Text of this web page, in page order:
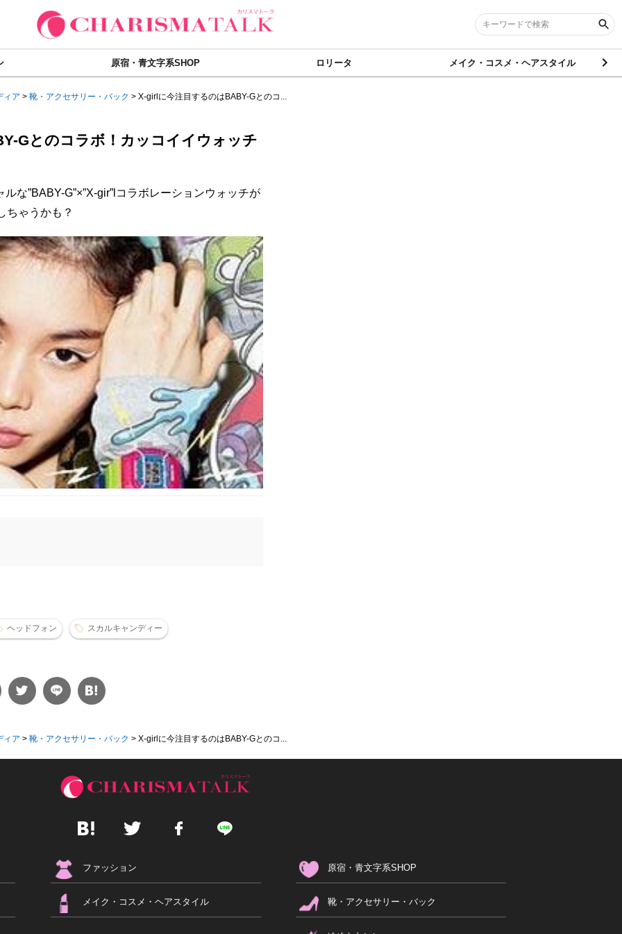
原宿・青文字系SHOP ロリータ メイク・コスメ・ヘアスタイル
ィア > 靴・アクセサリー・バック > X-girlに今注目するのはBABY-Gとのコ...
Gとのコラボ！カッコイイウォッチ
な”BABY-G”×”X-gir”lコラボレーションウォッチが
ちゃうかも？
ヘッドフォン スカルキャンディー
ィア > 靴・アクセサリー・バック > X-girlに今注目するのはBABY-Gとのコ...
ファッション 原宿・青文字系SHOP
メイク・コスメ・ヘアスタイル 靴・アクセサリー・バック